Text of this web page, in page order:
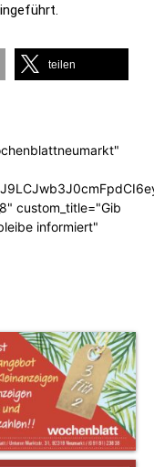
teilen
custom_title="Gib
informiert"